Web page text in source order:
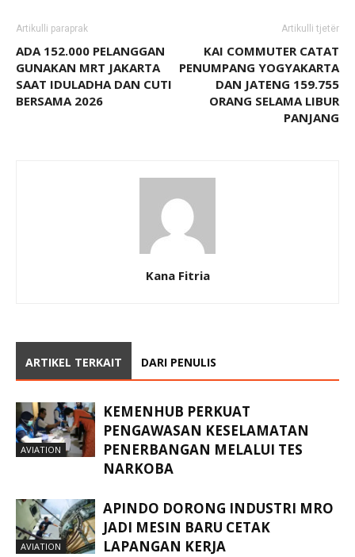
Artikulli paraprak
ADA 152.000 PELANGGAN
GUNAKAN MRT JAKARTA
SAAT IDULADHA DAN CUTI
BERSAMA 2026
Artikulli tjetër
KAI COMMUTER CATAT
PENUMPANG YOGYAKARTA
DAN JATENG 159.755
ORANG SELAMA LIBUR
PANJANG
Kana Fitria
ARTIKEL TERKAIT DARI PENULIS
AVIATION
KEMENHUB PERKUAT
PENGAWASAN KESELAMATAN
PENERBANGAN MELALUI TES
NARKOBA
AVIATION
APINDO DORONG INDUSTRI MRO
JADI MESIN BARU CETAK
LAPANGAN KERJA